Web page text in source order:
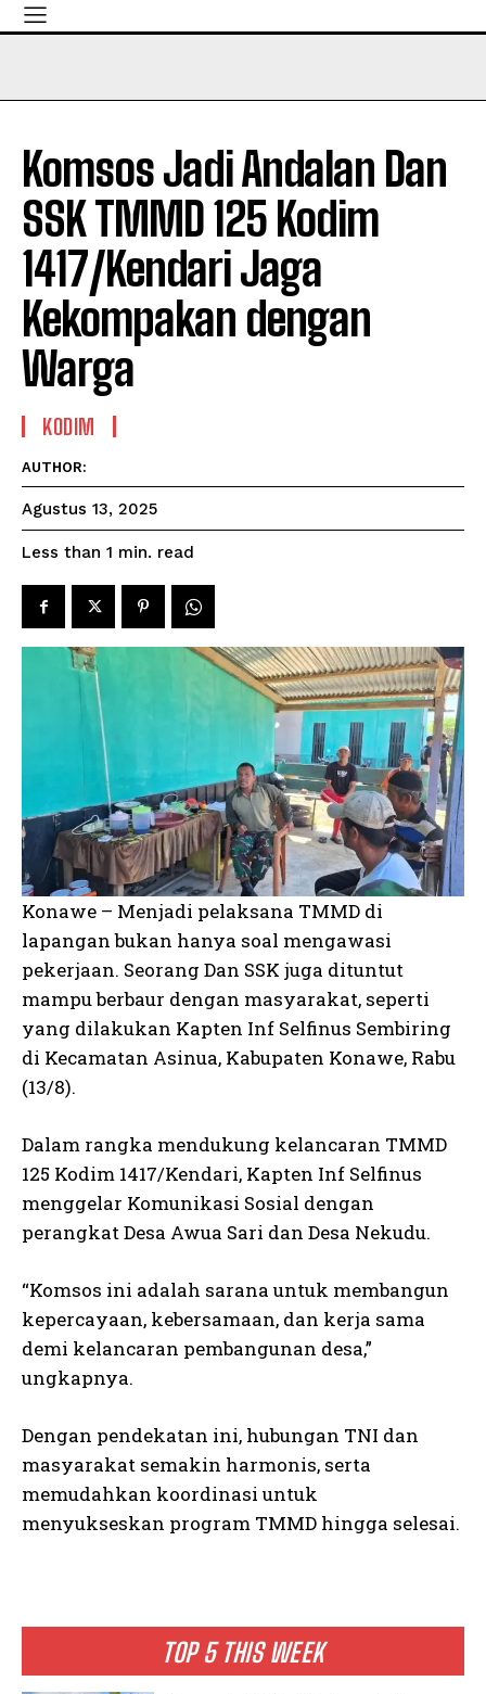
TOP 5 THIS WEEK
Komsos Jadi Andalan Dan
SSK TMMD 125 Kodim
1417/Kendari Jaga
Kekompakan dengan
Warga
KODIM
AUTHOR:
Agustus 13, 2025
Less than 1 min. read
Konawe – Menjadi pelaksana TMMD di
lapangan bukan hanya soal mengawasi
pekerjaan. Seorang Dan SSK juga dituntut
mampu berbaur dengan masyarakat, seperti
yang dilakukan Kapten Inf Selfinus Sembiring
di Kecamatan Asinua, Kabupaten Konawe, Rabu
(13/8).
Dalam rangka mendukung kelancaran TMMD
125 Kodim 1417/Kendari, Kapten Inf Selfinus
menggelar Komunikasi Sosial dengan
perangkat Desa Awua Sari dan Desa Nekudu.
“Komsos ini adalah sarana untuk membangun
kepercayaan, kebersamaan, dan kerja sama
demi kelancaran pembangunan desa,”
ungkapnya.
Dengan pendekatan ini, hubungan TNI dan
masyarakat semakin harmonis, serta
memudahkan koordinasi untuk
menyukseskan program TMMD hingga selesai.